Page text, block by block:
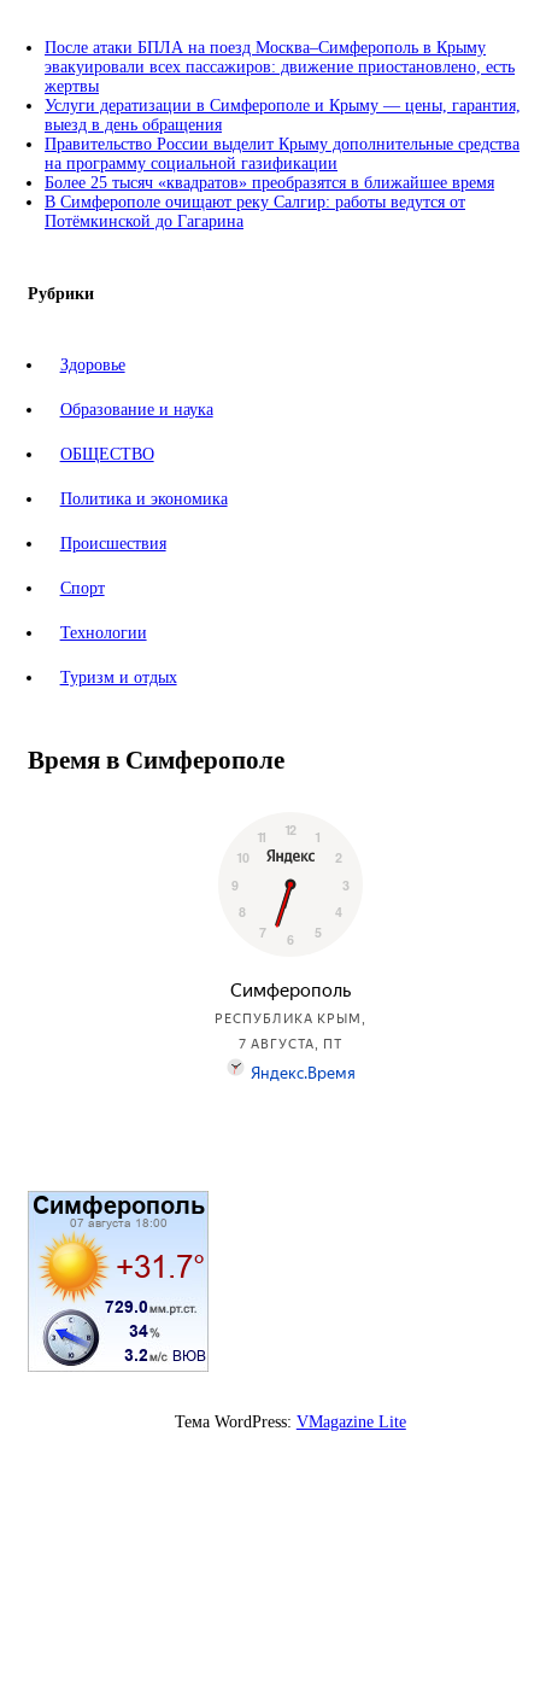
После атаки БПЛА на поезд Москва–Симферополь в Крыму
эвакуировали всех пассажиров: движение приостановлено, есть
жертвы
Услуги дератизации в Симферополе и Крыму — цены, гарантия,
выезд в день обращения
Правительство России выделит Крыму дополнительные средства
на программу социальной газификации
Более 25 тысяч «квадратов» преобразятся в ближайшее время
В Симферополе очищают реку Салгир: работы ведутся от
Потёмкинской до Гагарина
Рубрики
Здоровье
Образование и наука
ОБЩЕСТВО
Политика и экономика
Происшествия
Спорт
Технологии
Туризм и отдых
Время в Симферополе
Тема WordPress: VMagazine Lite